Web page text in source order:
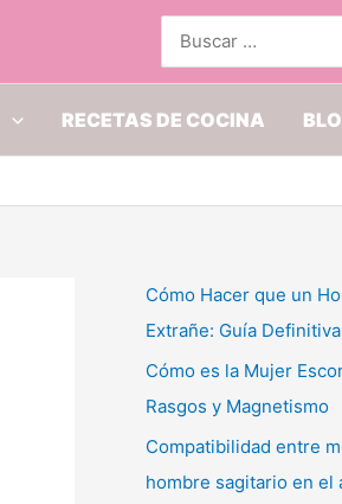
por:
RECETAS DE COCINA
Cómo Hacer que un
Extrañe: Guía
Cómo es la Mujer
Rasgos y Magnetismo
Compatibilidad entre
hombre sagitario en el